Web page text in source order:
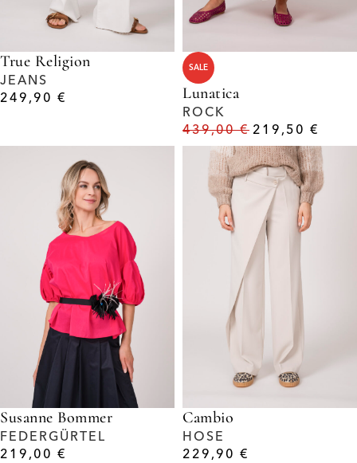
True Religion
JEANS
249,90 €
SALE
Lunatica
ROCK
439,00€ 219,50€
Susanne Bommer
FEDERGÜRTEL
219,00 €
Cambio
HOSE
229,90 €